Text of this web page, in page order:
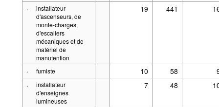
·
installateur
d'ascenseurs, de
monte-charges,
d'escaliers
mécaniques et de
matériel de
manutention
19 441
· fumiste 10 58
·
installateur
d'enseignes
lumineuses
7 48